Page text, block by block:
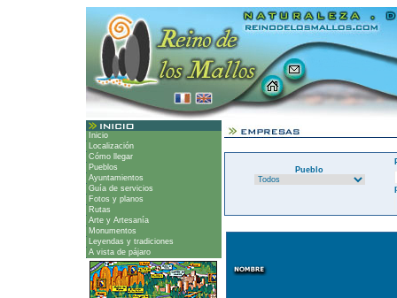
Inicio
Localización
Cómo llegar
Pueblos
Ayuntamientos
Guía de servicios
Fotos y planos
Rutas
Arte y Artesanía
Monumentos
Leyendas y tradiciones
A vista de pájaro
Pueblo